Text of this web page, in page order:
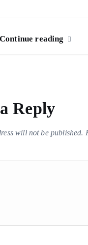
Continue reading
Reply
will not be published.